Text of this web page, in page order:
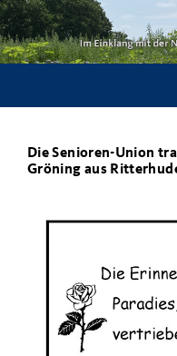
Die Senioren-Union
Gröning aus